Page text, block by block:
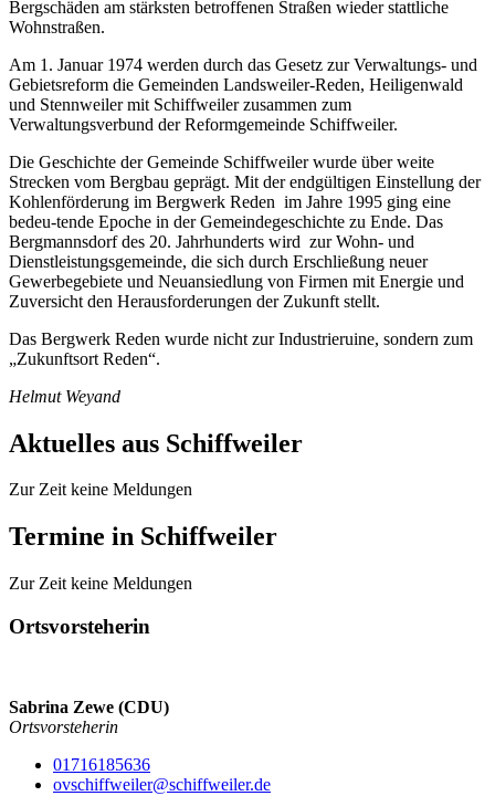
Bergschäden am stärksten betroffenen Straßen wieder stattliche
Wohnstraßen.
Am 1. Januar 1974 werden durch das Gesetz zur Verwaltungs- und
Gebietsreform die Gemeinden Landsweiler-Reden, Heiligenwald
und Stennweiler mit Schiffweiler zusammen zum
Verwaltungsverbund der Reformgemeinde Schiffweiler.
Die Geschichte der Gemeinde Schiffweiler wurde über weite
Strecken vom Bergbau geprägt. Mit der endgültigen Einstellung der
Kohlenförderung im Bergwerk Reden im Jahre 1995 ging eine
bedeu-tende Epoche in der Gemeindegeschichte zu Ende. Das
Bergmannsdorf des 20. Jahrhunderts wird zur Wohn- und
Dienstleistungsgemeinde, die sich durch Erschließung neuer
Gewerbegebiete und Neuansiedlung von Firmen mit Energie und
Zuversicht den Herausforderungen der Zukunft stellt.
Das Bergwerk Reden wurde nicht zur Industrieruine, sondern zum
„Zukunftsort Reden“.
Helmut Weyand
Aktuelles aus Schiffweiler
Zur Zeit keine Meldungen
Termine in Schiffweiler
Zur Zeit keine Meldungen
Ortsvorsteherin
Sabrina Zewe (CDU)
Ortsvorsteherin
01716185636
ovschiffweiler@schiffweiler.de